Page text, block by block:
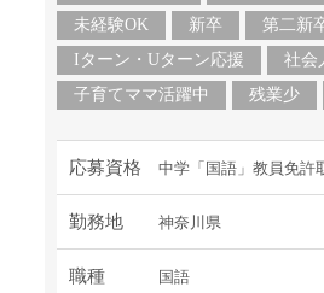
未経験OK
新卒
第二新
Iターン・Uターン応援
社会
子育てママ活躍中
残業少
応募資格 中学「国語」教員免許
勤務地 神奈川県
職種 国語